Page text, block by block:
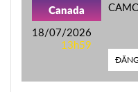
Canada
18/07/2026
13h59